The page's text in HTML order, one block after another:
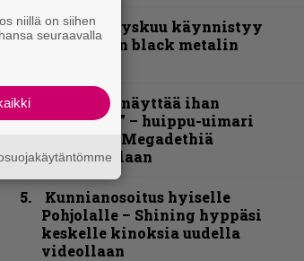
Espoon syyskuu käynnistyy
kotimaisen black metalin
”Mitalini näyttää ihan
plektralta” – huippu-uimari
jamittelee Megadethiä
palkinnollaan
Kunnianosoitus hyiselle
Pohjolalle – Shining hyppäsi
keskelle kinoksia uudella
videollaan
niillä on siihen
seuraavalla